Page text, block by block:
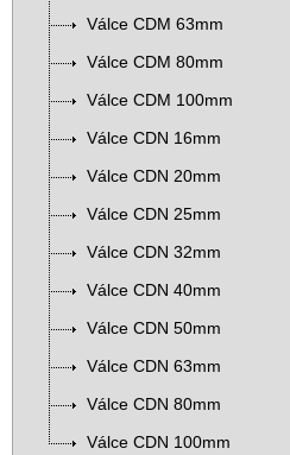
Válce CDM 63mm
Válce CDM 80mm
Válce CDM 100mm
Válce CDN 16mm
Válce CDN 20mm
Válce CDN 25mm
Válce CDN 32mm
Válce CDN 40mm
Válce CDN 50mm
Válce CDN 63mm
Válce CDN 80mm
Válce CDN 100mm